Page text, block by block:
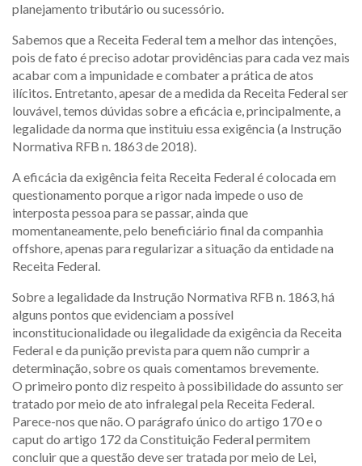
planejamento tributário ou sucessório.
Sabemos que a Receita Federal tem a melhor das intenções,
pois de fato é preciso adotar providências para cada vez mais
acabar com a impunidade e combater a prática de atos
ilícitos. Entretanto, apesar de a medida da Receita Federal ser
louvável, temos dúvidas sobre a eficácia e, principalmente, a
legalidade da norma que instituiu essa exigência (a Instrução
Normativa RFB n. 1863 de 2018).
A eficácia da exigência feita Receita Federal é colocada em
questionamento porque a rigor nada impede o uso de
interposta pessoa para se passar, ainda que
momentaneamente, pelo beneficiário final da companhia
offshore, apenas para regularizar a situação da entidade na
Receita Federal.
Sobre a legalidade da Instrução Normativa RFB n. 1863, há
alguns pontos que evidenciam a possível
inconstitucionalidade ou ilegalidade da exigência da Receita
Federal e da punição prevista para quem não cumprir a
determinação, sobre os quais comentamos brevemente.
O primeiro ponto diz respeito à possibilidade do assunto ser
tratado por meio de ato infralegal pela Receita Federal.
Parece-nos que não. O parágrafo único do artigo 170 e o
caput do artigo 172 da Constituição Federal permitem
concluir que a questão deve ser tratada por meio de Lei,